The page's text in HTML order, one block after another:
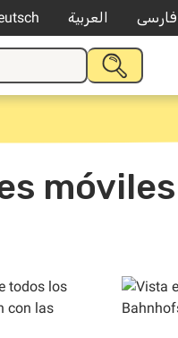
العربية فارسی
ENVIAR
todos los
con las